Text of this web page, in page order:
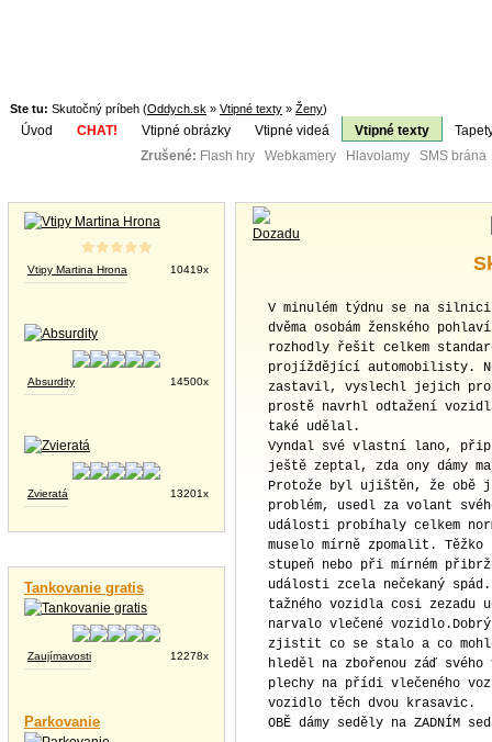
Ste tu: Skutočný príbeh (Oddych.sk » Vtipné texty » Ženy)
Úvod CHAT! Vtipné obrázky Vtipné videá Vtipné texty
Zrušené: Flash hry Webkamery Hlavolamy SMS
Vtipy Martina Hrona 10419x
Absurdity 14500x
Zvieratá 13201x
Tankovanie gratis
Zaujímavosti 12278x
Parkovanie
V minulém týdnu se na
dvěma osobám ženského
rozhodly řešit celkem
projíždějící automobilisty.
zastavil, vyslechl jejich
prostě navrhl odtažení
také udělal.
Vyndal své vlastní lano,
ještě zeptal, zda ony dámy
Protože byl ujištěn, že obě
problém, usedl za volant
události probíhaly celkem
muselo mírně zpomalit.
stupeň nebo při mírném
události zcela nečekaný
tažného vozidla cosi
narvalo vlečené
zjistit co se stalo a co
hleděl na zbořenou záď
plechy na přídi vlečeného
vozidlo těch dvou krasavic.
OBĚ dámy seděly na ZADNÍM